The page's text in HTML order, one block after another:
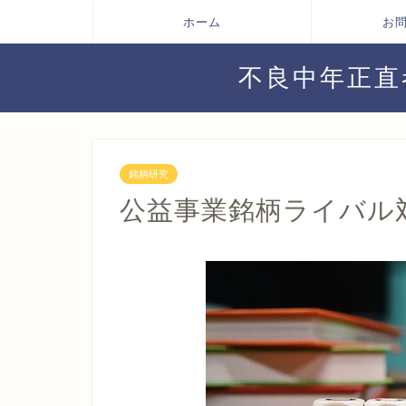
ホーム お
不良中年正
銘柄研究
公益事業銘柄ライ